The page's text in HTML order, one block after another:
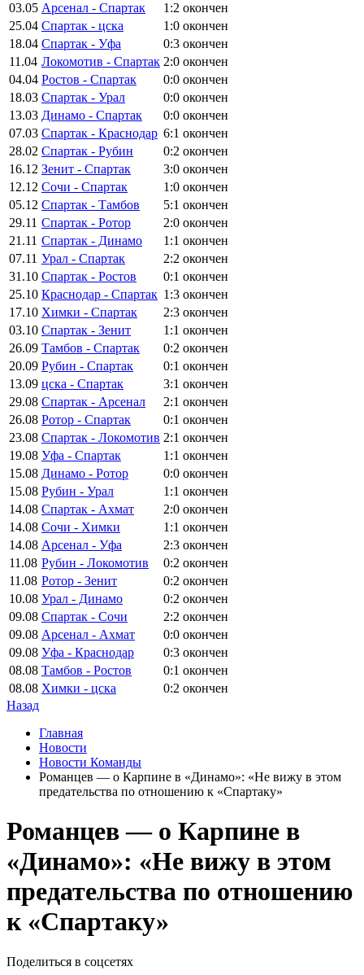
03.05 Арсенал - Спартак 1:2 окончен
25.04 Спартак - цска 1:0 окончен
18.04 Спартак - Уфа 0:3 окончен
11.04 Локомотив - Спартак 2:0 окончен
04.04 Ростов - Спартак 0:0 окончен
18.03 Спартак - Урал 0:0 окончен
13.03 Динамо - Спартак 0:0 окончен
07.03 Спартак - Краснодар 6:1 окончен
28.02 Спартак - Рубин 0:2 окончен
16.12 Зенит - Спартак 3:0 окончен
12.12 Сочи - Спартак 1:0 окончен
05.12 Спартак - Тамбов 5:1 окончен
29.11 Спартак - Ротор 2:0 окончен
21.11 Спартак - Динамо 1:1 окончен
07.11 Урал - Спартак 2:2 окончен
31.10 Спартак - Ростов 0:1 окончен
25.10 Краснодар - Спартак 1:3 окончен
17.10 Химки - Спартак 2:3 окончен
03.10 Спартак - Зенит 1:1 окончен
26.09 Тамбов - Спартак 0:2 окончен
20.09 Рубин - Спартак 0:1 окончен
13.09 цска - Спартак 3:1 окончен
29.08 Спартак - Арсенал 2:1 окончен
26.08 Ротор - Спартак 0:1 окончен
23.08 Спартак - Локомотив 2:1 окончен
19.08 Уфа - Спартак 1:1 окончен
15.08 Динамо - Ротор 0:0 окончен
15.08 Рубин - Урал 1:1 окончен
14.08 Спартак - Ахмат 2:0 окончен
14.08 Сочи - Химки 1:1 окончен
14.08 Арсенал - Уфа 2:3 окончен
11.08 Рубин - Локомотив 0:2 окончен
11.08 Ротор - Зенит 0:2 окончен
10.08 Урал - Динамо 0:2 окончен
09.08 Спартак - Сочи 2:2 окончен
09.08 Арсенал - Ахмат 0:0 окончен
09.08 Уфа - Краснодар 0:3 окончен
08.08 Тамбов - Ростов 0:1 окончен
08.08 Химки - цска 0:2 окончен
Назад
Главная
Новости
Новости Команды
Романцев — о Карпине в «Динамо»: «Не вижу в этом
предательства по отношению к «Спартаку»
Романцев — о Карпине в
«Динамо»: «Не вижу в этом
предательства по отношению
к «Спартаку»
Поделиться в соцсетях